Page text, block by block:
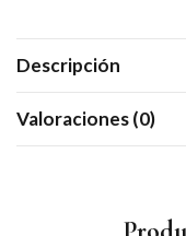
Descripción
Valoraciones (0)